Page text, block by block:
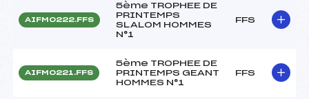
AIFM0222.FFS
5ème TROPHEE DE
PRINTEMPS
SLALOM HOMMES
N°1
FFS
AIFM0221.FFS
5ème TROPHEE DE
PRINTEMPS GEANT
HOMMES N°1
FFS